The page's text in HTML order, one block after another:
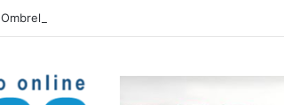
Ombrelloni lasciati sulle spiagge libere, controlli a